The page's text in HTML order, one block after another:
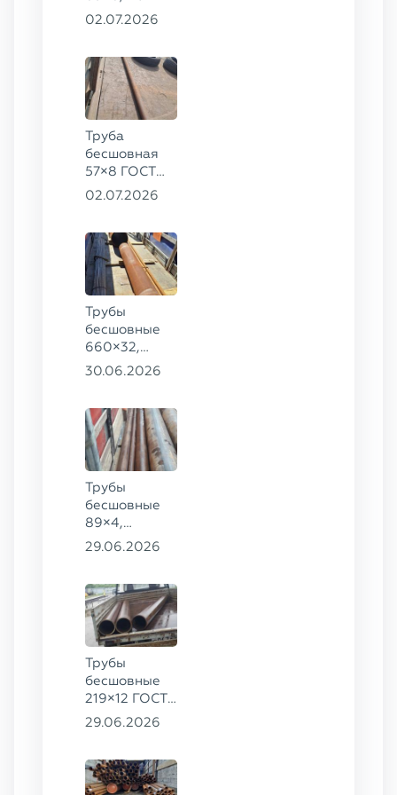
ГОСТ 8732-
02.07.2026
Труба
бесшовная
57×8 ГОСТ
8732-78
02.07.2026
Трубы
бесшовные
660×32,
426×28,
8732-78
сталь 09Г2С
30.06.2026
Трубы
бесшовные
89×4,
203×20,
09Г2С
29.06.2026
Трубы
бесшовные
219×12 ГОСТ
8732-78, ст.
29.06.2026